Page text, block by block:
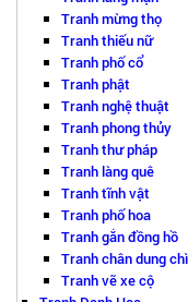
Tranh mừng thọ
Tranh thiếu nữ
Tranh phố cổ
Tranh phật
Tranh nghệ thuật
Tranh phong thủy
Tranh thư pháp
Tranh làng quê
Tranh tĩnh vật
Tranh phố hoa
Tranh gắn đồng hồ
Tranh chân dung chì
Tranh vẽ xe cộ